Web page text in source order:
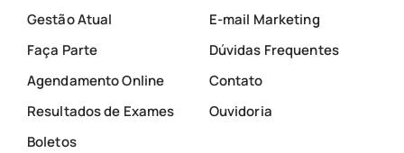
Gestão Atual
Faça Parte
Agendamento Online
Resultados de Exames
Boletos
E-mail Marketing
Dúvidas Frequentes
Contato
Ouvidoria